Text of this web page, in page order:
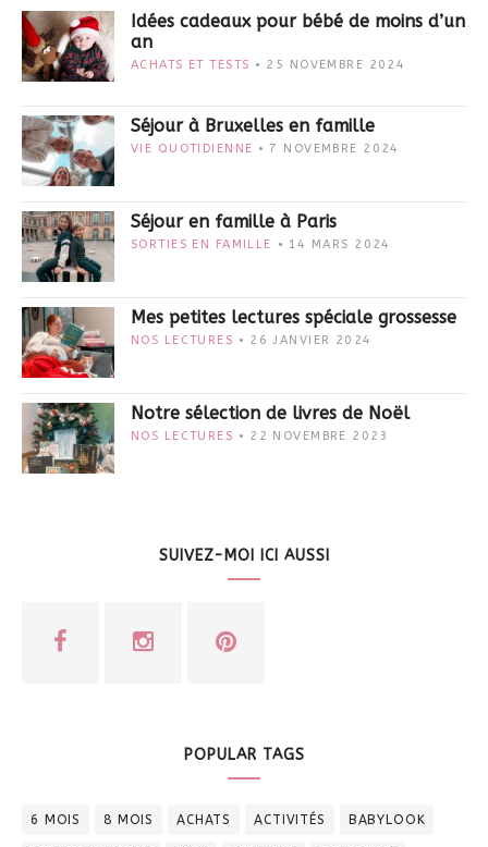
Idées cadeaux pour bébé de moins d’un
an
ACHATS ET TESTS 25 NOVEMBRE 2024
Séjour à Bruxelles en famille
VIE QUOTIDIENNE 7 NOVEMBRE 2024
Séjour en famille à Paris
SORTIES EN FAMILLE 14 MARS 2024
Mes petites lectures spéciale grossesse
NOS LECTURES 26 JANVIER 2024
Notre sélection de livres de Noël
NOS LECTURES 22 NOVEMBRE 2023
SUIVEZ-MOI ICI AUSSI
POPULAR TAGS
6 MOIS 8 MOIS ACHATS ACTIVITÉS BABYLOOK